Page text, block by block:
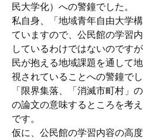
民大学化）への警鐘でした。
私自身、「地域青年自由大学
ていますので、公民館の学習
しているわけではないのです
民が抱える地域課題を通して
視されていることへの警鐘でし
「限界集落、「消滅市町村」
の論文の意味するところを考
です。
仮に、公民館の学習内容の高